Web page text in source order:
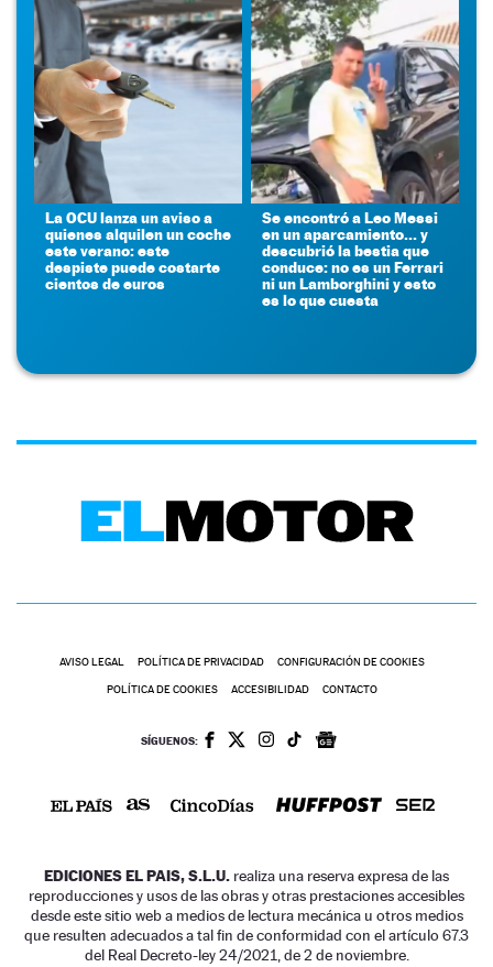
La OCU lanza un aviso a
quienes alquilen un coche
este verano: este
despiste puede costarte
cientos de euros
Se encontró a Leo Messi
en un aparcamiento... y
descubrió la bestia que
conduce: no es un Ferrari
ni un Lamborghini y esto
es lo que cuesta
AVISO LEGAL POLÍTICA DE PRIVACIDAD CONFIGURACIÓN DE COOKIES
POLÍTICA DE COOKIES ACCESIBILIDAD CONTACTO
SÍGUENOS:
EDICIONES EL PAIS, S.L.U. realiza una reserva expresa de las
reproducciones y usos de las obras y otras prestaciones accesibles
desde este sitio web a medios de lectura mecánica u otros medios
que resulten adecuados a tal fin de conformidad con el artículo 67.3
del Real Decreto-ley 24/2021, de 2 de noviembre.